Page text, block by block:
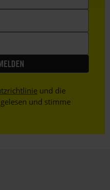
und die
gelesen und stimme